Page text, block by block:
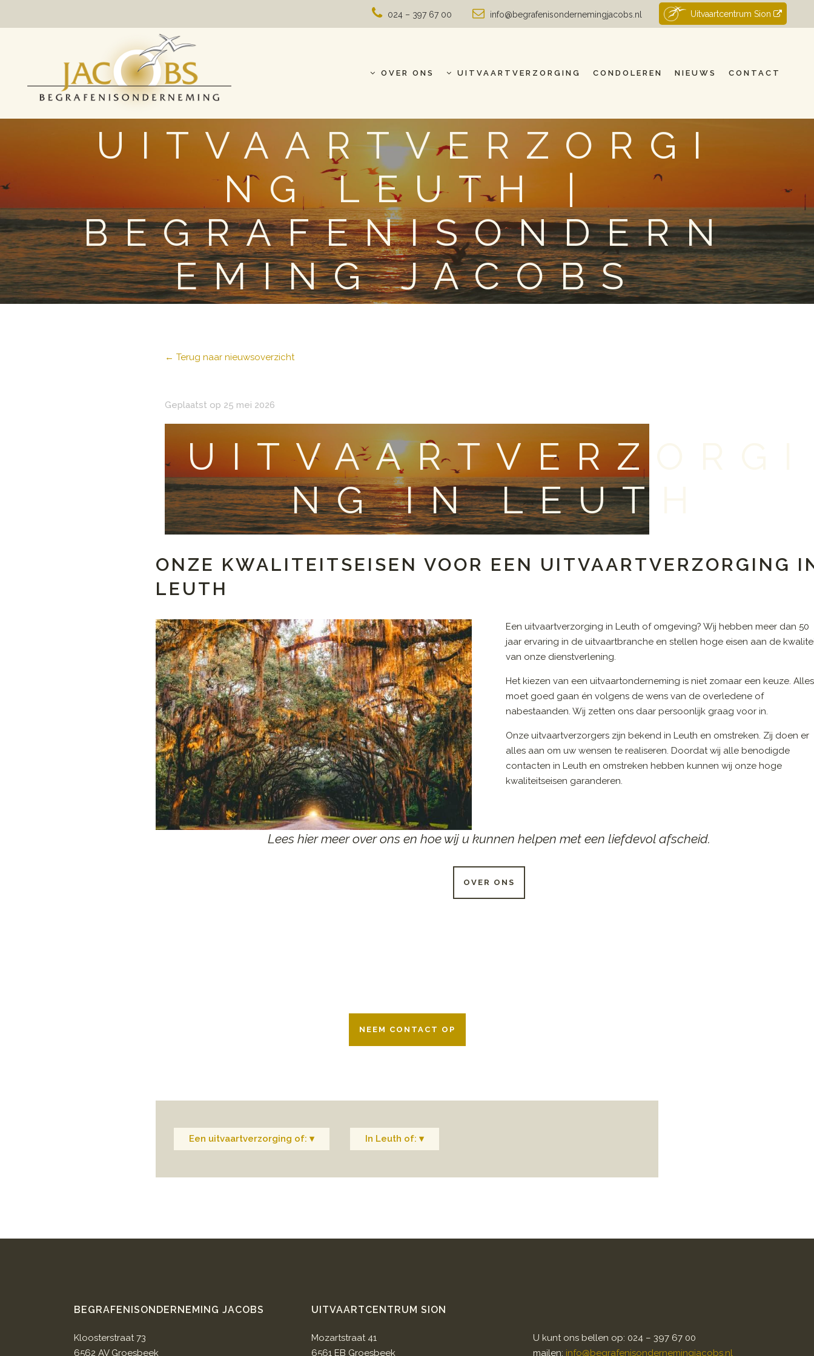
024 – 397 67 00 info@begrafenisondernemingjacobs.nl Uitvaartcentrum Sion
OVER ONS UITVAARTVERZORGING CONDOLEREN NIEUWS CONTACT
UITVAARTVERZORGI
NG LEUTH |
BEGRAFENISONDERN
EMING JACOBS
← Terug naar nieuwsoverzicht
Geplaatst op 25 mei 2026
UITVAARTVERZORGI
NG IN LEUTH
ONZE KWALITEITSEISEN VOOR EEN UITVAARTVERZORGING
LEUTH
Een uitvaartverzorging in Leuth of omgeving? Wij hebben meer dan 50
jaar ervaring in de uitvaartbranche en stellen hoge eisen aan de
van onze dienstverlening.
Het kiezen van een uitvaartonderneming is niet zomaar een keuze. Alles
moet goed gaan én volgens de wens van de overledene of
nabestaanden. Wij zetten ons daar persoonlijk graag voor in.
Onze uitvaartverzorgers zijn bekend in Leuth en omstreken. Zij doen er
alles aan om uw wensen te realiseren. Doordat wij alle benodigde
contacten in Leuth en omstreken hebben kunnen wij onze hoge
kwaliteitseisen garanderen.
Lees hier meer over ons en hoe wij u kunnen helpen met een liefdevol afscheid.
OVER ONS
NEEM CONTACT OP
Een uitvaartverzorging of: ▾ In Leuth of: ▾
BEGRAFENISONDERNEMING JACOBS
Kloosterstraat 73
6562 AV Groesbeek
UITVAARTCENTRUM SION
Mozartstraat 41
6561 EB Groesbeek
U kunt ons bellen op: 024 – 397 67 00
mailen: info@begrafenisondernemingjacobs.nl